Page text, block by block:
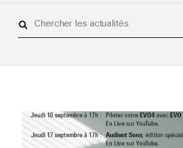
Chercher